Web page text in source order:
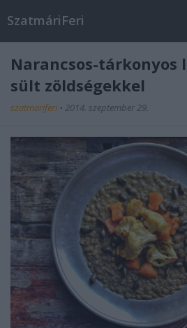
SzatmáriFeri
Narancsos-tárkonyos
sült zöldségekkel
szatmariferi • 2014. szeptember 29.